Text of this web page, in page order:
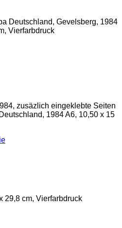
Deutschland, Gevelsberg, 1984
Vierfarbdruck
zusäzlich eingeklebte Seiten
1984 A6, 10,50 x 15
29,8 cm, Vierfarbdruck